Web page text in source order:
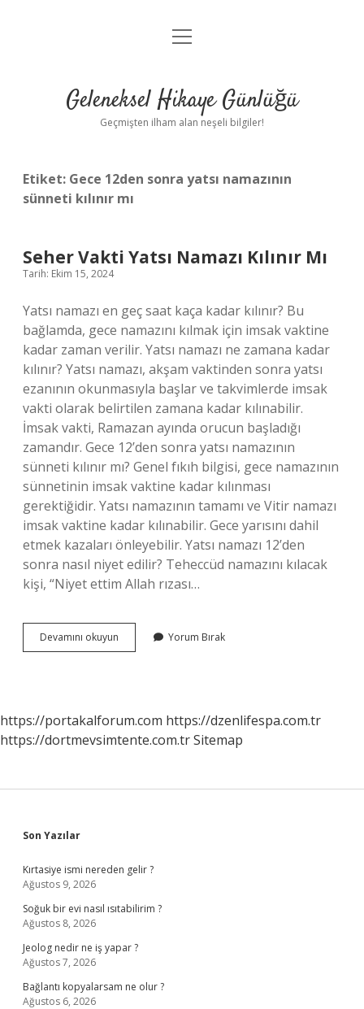
Anasayfa
Yasal Uyarı
menüyü
Geleneksel Hikaye Günlüğü
Geçmişten ilham alan neşeli bilgiler!
Etiket: Gece 12den sonra yatsı namazının
sünneti kılınır mı
Seher Vakti Yatsı Namazı Kılınır Mı
Tarih: Ekim 15, 2024
Yatsı namazı en geç saat kaça kadar kılınır? Bu
bağlamda, gece namazını kılmak için imsak vaktine
kadar zaman verilir. Yatsı namazı ne zamana kadar
kılınır? Yatsı namazı, akşam vaktinden sonra yatsı
ezanının okunmasıyla başlar ve takvimlerde imsak
vakti olarak belirtilen zamana kadar kılınabilir.
İmsak vakti, Ramazan ayında orucun başladığı
zamandır. Gece 12’den sonra yatsı namazının
sünneti kılınır mı? Genel fıkıh bilgisi, gece namazının
sünnetinin imsak vaktine kadar kılınması
gerektiğidir. Yatsı namazının tamamı ve Vitir namazı
imsak vaktine kadar kılınabilir. Gece yarısını dahil
etmek kazaları önleyebilir. Yatsı namazı 12’den
sonra nasıl niyet edilir? Teheccüd namazını kılacak
kişi, “Niyet ettim Allah rızası…
Devamını okuyun
Vakti
Yorum Bırak
https://portakalforum.com https://dzenlifespa.com.tr
https://dortmevsimtente.com.trSitemap
Sidebar
Son Yazılar
Kırtasiye ismi nereden gelir ?
Ağustos 9, 2026
Soğuk bir evi nasıl ısıtabilirim ?
Ağustos 8, 2026
Jeolog nedir ne iş yapar ?
Ağustos 7, 2026
Bağlantı kopyalarsam ne olur ?
Ağustos 6, 2026